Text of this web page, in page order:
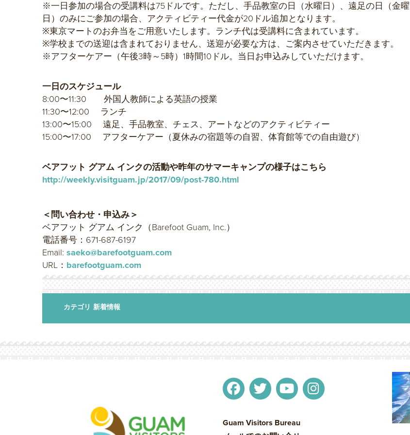
※一日参加の場合の受講料は75ドルです。ただし、手品教室の日（水曜日）、遠足の日（金曜
日）のみにご参加の場合、アクティビティー代金が20ドル追加となります。
※東京マートのお弁当をご用意いたします。ランチ代は受講料に含まれています。
※学校までの送迎は含まれておりません、送迎が必要な方は、ご案内させていただきます。
※アフターケアー（午後3時～5時）1時間10ドル。当日お申込みしていただけます。
一日のスケジュール
8:00〜11:30 外国人教師による英語の授業
11:30〜12:00 ランチ
13:00〜15:00 遠足、手品教室、チェス、アートなどのアクティビティー
15:00〜17:00 アフターケアー（夏休みの宿題等の自習、体育館等での自由遊び）
ベアフット グアム インクの活動や昨年のサマーキャンプの様子はこちら
http://weekly.visitguam.jp/2017/09/post-780.html
＜問い合わせ・申込み＞
ベアフット グアム インク（Barefoot Guam, Inc.）
電話番号：671-687-6197
Email: saeko@barefootguam.com
URL： barefootguam.com
カテゴリ 新着情報
Guam Visitors Bureau